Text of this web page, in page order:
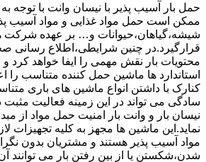
حمل بار آسیب پذیر با نیسان وانت با توجه
ممکن است حمل مواد غذایی و مواد آسیب
شیشه،گیاهان،حیوانات و… بر عهده شرکت
قرارگیرد.در چنین شرایطی،اطلاع
محتویات بار نقش مهمی را ایفا خواهد کرد
استاندارد ها ماشین حمل کننده متناسب را
کنارک با داشتن انواع ماشین های باری
سادگی می تواند در این زمینه فعالیت مثبت
نیسان بار و وانت بار امنیت حمل مواد از
نماید.این ماشین ها مجهز به کلیه تجهیزات
مواد آسیب پذیر هستند و مشتریان بدون
شدن،شکستن یا از بین رفتن بار می توانند آن